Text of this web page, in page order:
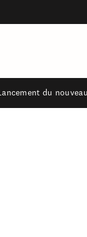
Lancement du